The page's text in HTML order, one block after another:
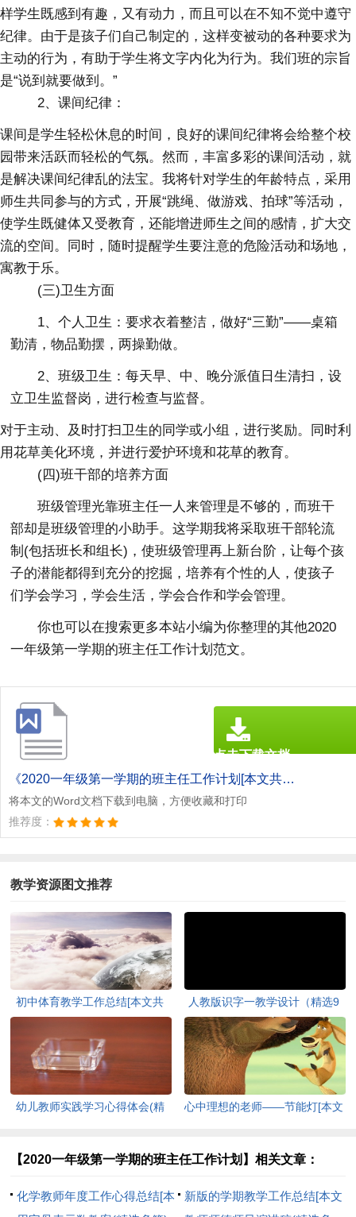
样学生既感到有趣，又有动力，而且可以在不知不觉中遵守
纪律。由于是孩子们自己制定的，这样变被动的各种要求为
主动的行为，有助于学生将文字内化为行为。我们班的宗旨
是“说到就要做到。”
2、课间纪律：
课间是学生轻松休息的时间，良好的课间纪律将会给整个校
园带来活跃而轻松的气氛。然而，丰富多彩的课间活动，就
是解决课间纪律乱的法宝。我将针对学生的年龄特点，采用
师生共同参与的方式，开展“跳绳、做游戏、拍球”等活动，
使学生既健体又受教育，还能增进师生之间的感情，扩大交
流的空间。同时，随时提醒学生要注意的危险活动和场地，
寓教于乐。
(三)卫生方面
1、个人卫生：要求衣着整洁，做好“三勤”——桌箱
勤清，物品勤摆，两操勤做。
2、班级卫生：每天早、中、晚分派值日生清扫，设
立卫生监督岗，进行检查与监督。
对于主动、及时打扫卫生的同学或小组，进行奖励。同时利
用花草美化环境，并进行爱护环境和花草的教育。
(四)班干部的培养方面
班级管理光靠班主任一人来管理是不够的，而班干
部却是班级管理的小助手。这学期我将采取班干部轮流
制(包括班长和组长)，使班级管理再上新台阶，让每个孩
子的潜能都得到充分的挖掘，培养有个性的人，使孩子
们学会学习，学会生活，学会合作和学会管理。
你也可以在搜索更多本站小编为你整理的其他2020
一年级第一学期的班主任工作计划范文。
《2020一年级第一学期的班主任工作计划[本文共6069字].doc》
将本文的Word文档下载到电脑，方便收藏和打印
推荐度：
点击下载文档
文档为doc格式
教学资源图文推荐
初中体育教学工作总结[本文共
人教版识字一教学设计（精选9
篇）[本文共8696字]
幼儿教师实践学习心得体会(精
心中理想的老师——节能灯[本文
【2020一年级第一学期的班主任工作计划】相关文章：
化学教师年度工作心得总结[本
新版的学期教学工作总结[本文